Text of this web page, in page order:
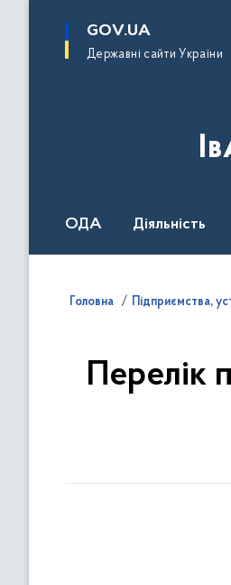
основного
GOV.UA
Державні сайти України
ОДА Діяльність
Головна Підприємства,
Перелік